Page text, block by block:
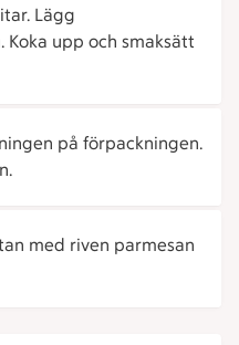
Lägg
Koka upp och smaksätt
på förpackningen.
med riven parmesan